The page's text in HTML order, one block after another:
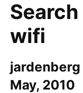
wifi
jardenberg
May, 2010